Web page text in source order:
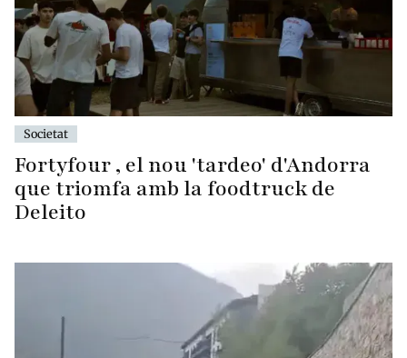
Societat
Fortyfour , el nou 'tardeo' d'Andorra
que triomfa amb la foodtruck de
Deleito